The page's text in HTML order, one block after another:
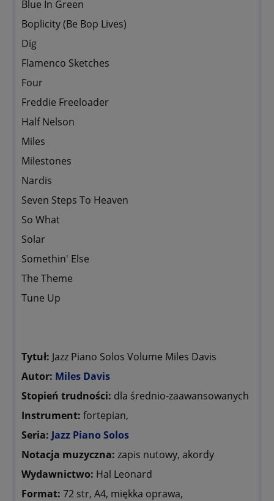
Blue In Green
Boplicity (Be Bop Lives)
Dig
Flamenco Sketches
Four
Freddie Freeloader
Half Nelson
Miles
Milestones
Nardis
Seven Steps To Heaven
So What
Solar
Somethin' Else
The Theme
Tune Up
Tytuł: Jazz Piano Solos Volume Miles Davis
Autor: Miles Davis
Stopień trudności: dla średnio-zaawansowanych
Instrument: fortepian,
Seria: Jazz Piano Solos
Notacja muzyczna: zapis nutowy, akordy
Wydawnictwo: Hal Leonard
Format: 72 str, A4, miękka oprawa,